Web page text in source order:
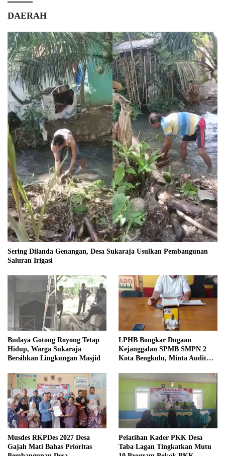
DAERAH
Sering Dilanda Genangan, Desa Sukaraja Usulkan Pembangunan
Saluran Irigasi
Budaya Gotong Royong Tetap
Hidup, Warga Sukaraja
Bersihkan Lingkungan Masjid
LPHB Bongkar Dugaan
Kejanggalan SPMB SMPN 2
Kota Bengkulu, Minta Audit
Musdes RKPDes 2027 Desa
Gajah Mati Bahas Prioritas
Pelatihan Kader PKK Desa
Taba Lagan Tingkatkan Mutu